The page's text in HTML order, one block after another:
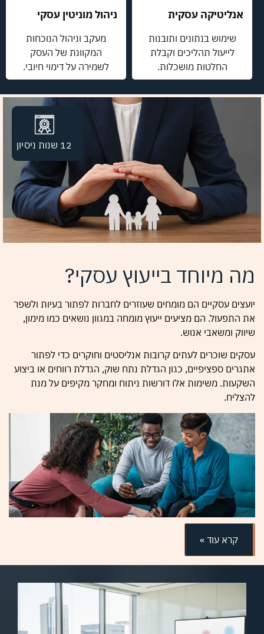
אנליטיקה עסקית
שימוש בנתונים ותובנות
לייעול תהליכים וקבלת
החלטות מושכלות.
ניהול מוניטין עסקי
מעקב וניהול הנוכחות
המקוונת של העסק
לשמירה על דימוי חיובי.
מה מיוחד בייעוץ עסקי?
יועצים עסקיים הם מומחים שעוזרים לחברות לפתור בעיות ולשפר
את התפעול. הם מציעים ייעוץ מומחה במגוון נושאים כמו מימון,
שיווק ומשאבי אנוש.
עסקים שוכרים לעתים קרובות אנליסטים וחוקרים כדי לפתור
אתגרים ספציפיים, כגון הגדלת נתח שוק, הגדלת רווחים או ביצוע
השקעות. משימות אלו דורשות ניתוח ומחקר מקיפים על מנת
להצליח.
מסייעים לעתים קרובות ללקוחותיהם בפיתוח
מיומנויות חדשות, כגון כיצד להשתמש בתוכנות שונות או כיצד
לשנות את אסטרטגיות השיווק שלהם. פעולה זו לא רק חוסכת
קרא עוד »
12 שנות ניסיון